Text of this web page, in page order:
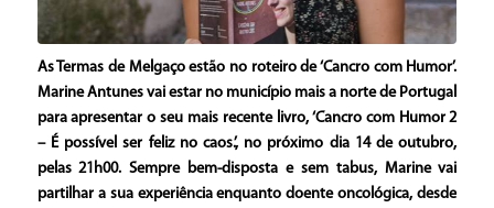
As Termas de Melgaço estão no roteiro de ‘Cancro com Humor’.
Marine Antunes vai estar no município mais a norte de Portugal
para apresentar o seu mais recente livro, ‘Cancro com Humor 2
– É possível ser feliz no caos.’, no próximo dia 14 de outubro,
pelas 21h00. Sempre bem-disposta e sem tabus, Marine vai
partilhar a sua experiência enquanto doente oncológica, desde